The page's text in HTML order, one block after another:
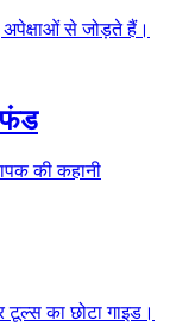
अपेक्षाओं से जोड़ते हैं।
फंड
की कहानी
का छोटा गाइड।